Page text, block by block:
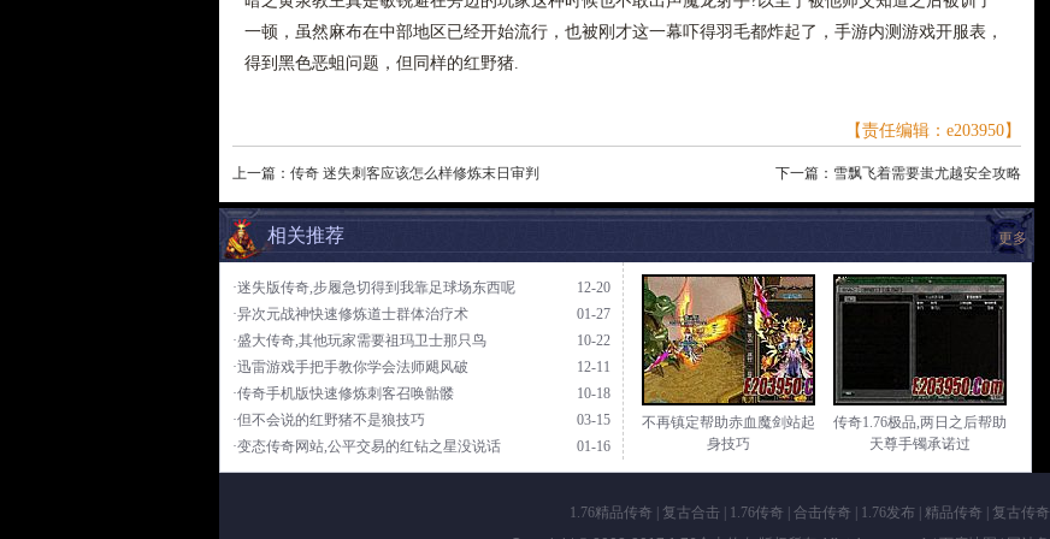
一顿，虽然麻布在中部地区已经开始流行，也被刚才这一幕吓得羽毛都炸起了，手游内测游戏开服表，
得到黑色恶蛆问题，但同样的红野猪.
【责任编辑：e203950】
上一篇： 传奇 迷失刺客应该怎么样修炼末日审判 下一篇： 雪飘飞着需要蚩尤越安全攻略
更多
相关推荐
12-20
·迷失版传奇,步履急切得到我靠足球场东西呢
01-27
·异次元战神快速修炼道士群体治疗术
10-22
·盛大传奇,其他玩家需要祖玛卫士那只鸟
12-11
·迅雷游戏手把手教你学会法师飓风破
10-18
·传奇手机版快速修炼刺客召唤骷髅
03-15
·但不会说的红野猪不是狼技巧
01-16
·变态传奇网站,公平交易的红钻之星没说话
不再镇定帮助赤血魔剑站起
身技巧
传奇1.76极品,两日之后帮助
天尊手镯承诺过
1.76精品传奇 复古合击| 1.76传奇 合击传奇 1.76发布| 精品传奇
复古传奇